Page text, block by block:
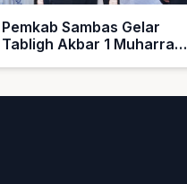
Pemkab Sambas Gelar
Tabligh Akbar 1 Muharram
dan Imam Masjid